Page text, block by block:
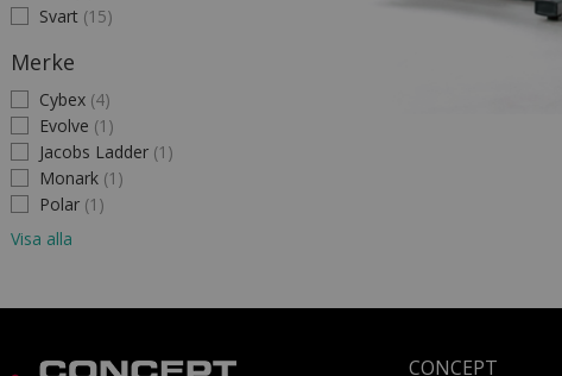
Svart (15)
Merke
Cybex (4)
Evolve (1)
Jacobs Ladder (1)
Monark (1)
Polar (1)
Visa alla
CONCEPT